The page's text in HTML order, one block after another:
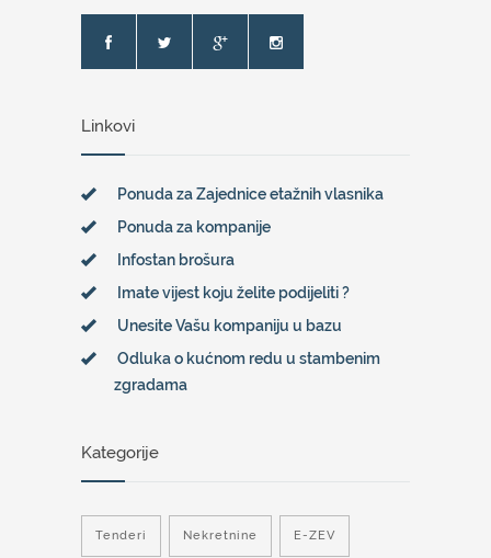
Linkovi
Ponuda za Zajednice etažnih vlasnika
Ponuda za kompanije
Infostan brošura
Imate vijest koju želite podijeliti ?
Unesite Vašu kompaniju u bazu
Odluka o kućnom redu u stambenim
zgradama
Kategorije
Tenderi Nekretnine E-ZEV